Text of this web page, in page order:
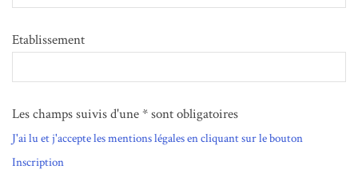
Etablissement
Les champs suivis d'une * sont obligatoires
J'ai lu et j'accepte les mentions légales en cliquant sur le bouton
Inscription